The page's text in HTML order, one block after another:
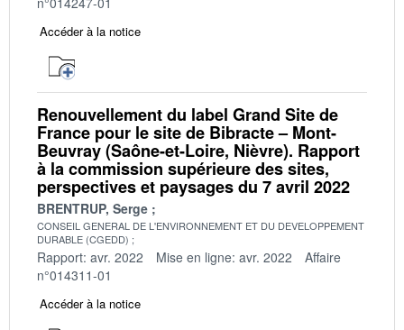
Accéder à la notice
Renouvellement du label Grand Site de
France pour le site de Bibracte – Mont-
Beuvray (Saône-et-Loire, Nièvre). Rapport
à la commission supérieure des sites,
perspectives et paysages du 7 avril 2022
BRENTRUP, Serge
CONSEIL GENERAL DE L'ENVIRONNEMENT ET DU DEVELOPPEMENT
DURABLE (CGEDD)
Rapport: avr. 2022 Mise en ligne: avr. 2022
Affaire
n°014311-01
Accéder à la notice